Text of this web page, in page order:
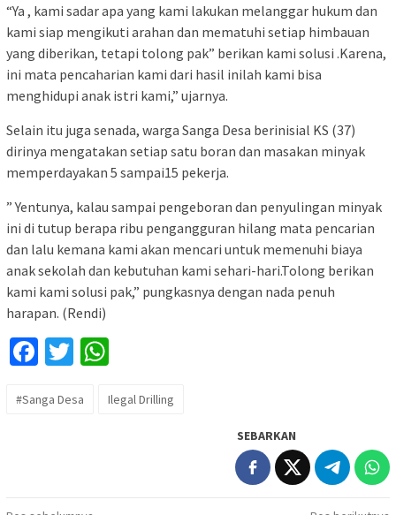
“Ya , kami sadar apa yang kami lakukan melanggar hukum dan
kami siap mengikuti arahan dan mematuhi setiap himbauan
yang diberikan, tetapi tolong pak” berikan kami solusi .Karena,
ini mata pencaharian kami dari hasil inilah kami bisa
menghidupi anak istri kami,” ujarnya.
Selain itu juga senada, warga Sanga Desa berinisial KS (37)
dirinya mengatakan setiap satu boran dan masakan minyak
memperdayakan 5 sampai15 pekerja.
” Yentunya, kalau sampai pengeboran dan penyulingan minyak
ini di tutup berapa ribu pengangguran hilang mata pencarian
dan lalu kemana kami akan mencari untuk memenuhi biaya
anak sekolah dan kebutuhan kami sehari-hari.Tolong berikan
kami kami solusi pak,” pungkasnya dengan nada penuh
harapan. (Rendi)
Facebook
Twitter
#Sanga Desa Ilegal Drilling
SEBARKAN